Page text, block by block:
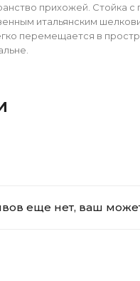
прихожей. Стойка с
итальянским
перемещается в
еще нет, ваш